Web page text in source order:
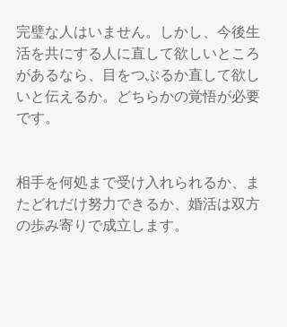
完璧な人はいません。しかし、今後生
活を共にする人に直して欲しいところ
があるなら、目をつぶるか直して欲し
いと伝えるか。どちらかの覚悟が必要
です。
相手を何処まで受け入れられるか、ま
たどれだけ努力できるか、婚活は双方
の歩み寄りで成立します。